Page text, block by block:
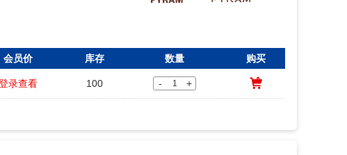
会员价 库存 数量 购买
录查看 100 - +